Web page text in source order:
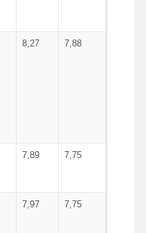
8,27 7,88
7,89 7,75
7,97 7,75